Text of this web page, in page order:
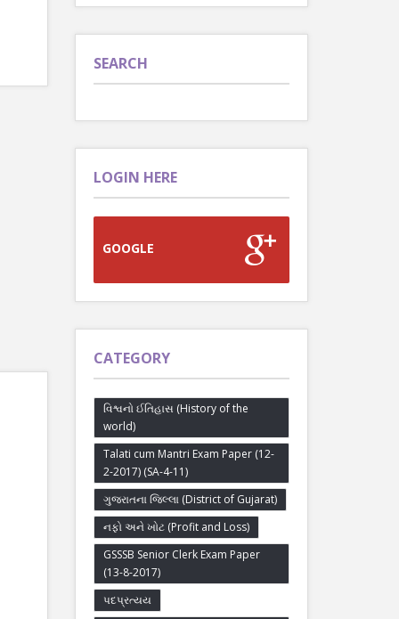
SEARCH
LOGIN HERE
GOOGLE
CATEGORY
વિશ્વનો ઈતિહાસ (History of the
world)
Talati cum Mantri Exam Paper (12-
2-2017) (SA-4-11)
ગુજરાતના જિલ્લા (District of Gujarat)
નફો અને ખોટ (Profit and Loss)
GSSSB Senior Clerk Exam Paper
(13-8-2017)
પદપ્રત્યય